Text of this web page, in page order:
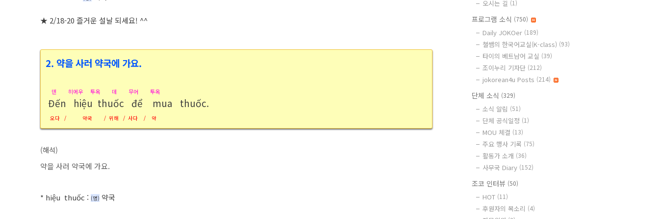
★ 2/18-20 즐거운 설날 되세요! ^^
2. 약을 사러 약국에 가요.
덴 히에우 투옥 데 무어 투옥
Đến hiệu thuốc để mua thuốc.
오다 / 약국 / 위해 / 사다 / 약
(해석)
약을 사러 약국에 가요.
* hiệu thuốc : (명) 약국
오시는 길 (1)
프로그램 소식 (750)
Daily JOKOer (189)
챌쌤의 한국어교실(K-class) (93)
타이의 베트남어 교실 (39)
조이누리 기자단 (212)
jokorean4u Posts (214)
단체 소식 (329)
소식 알림 (51)
단체 공식일정 (1)
MOU 체결 (13)
주요 행사 기록 (75)
활동가 소개 (36)
사무국 Diary (152)
조코 인터뷰 (50)
HOT (11)
후원자의 목소리 (4)